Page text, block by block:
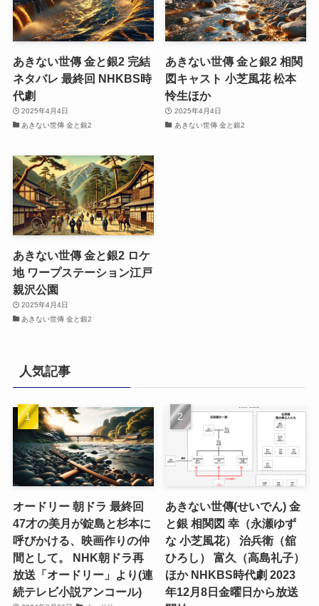
あきない世傳 金と銀2 完結
ネタバレ 最終回 NHKBS時
代劇
2025年4月4日
あきない世傳 金と銀2
あきない世傳 金と銀2 相関
図キャスト 小芝風花 松本
怜生ほか
2025年4月4日
あきない世傳 金と銀2
あきない世傳 金と銀2 ロケ
地 ワープステーション江戸
親沢公園
2025年4月4日
あきない世傳 金と銀2
人気記事
オードリー 朝ドラ 最終回
47才の美月が錠島と杉本に
呼びかける、映画作りの仲
間として。 NHK朝ドラ再
放送「オードリー」より(連
続テレビ小説アンコール)
あきない世傳(せいでん) 金
と銀 相関図 幸（永瀬ゆず
な 小芝風花） 治兵衛（舘
ひろし） 富久（高島礼子）
ほか NHKBS時代劇 2023
年12月8日金曜日から放送